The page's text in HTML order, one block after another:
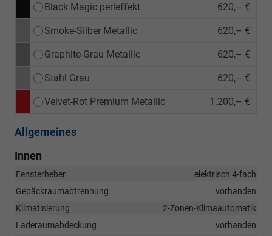
Black Magic perleffekt 620,– €
Smoke-Silber Metallic 620,– €
Graphite-Grau Metallic 620,– €
Stahl Grau 620,– €
Velvet-Rot Premium Metallic 1.200,– €
Allgemeines
Innen
Fensterheber
elektrisch 4-fach
Gepäckraumabtrennung
vorhanden
Klimatisierung
2-Zonen-Klimaautomatik
Laderaumabdeckung
vorhanden